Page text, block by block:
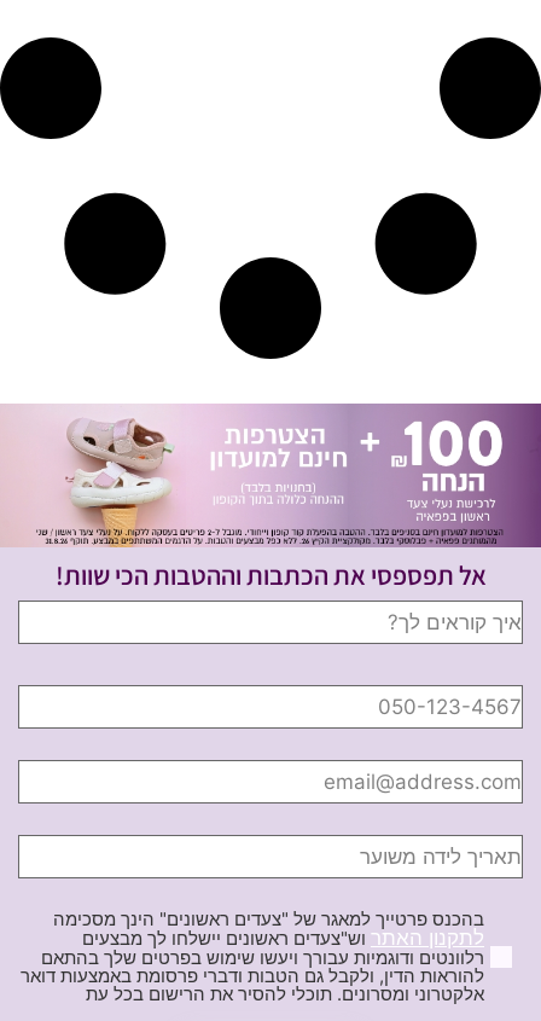
אל תפספסי את הכתבות וההטבות הכי שוות!
בהכנס פרטייך למאגר של "צעדים ראשונים" הינך מסכימה
לתקנון האתר וש"צעדים ראשונים יישלחו לך מבצעים
רלוונטים ודוגמיות עבורך ויעשו שימוש בפרטים שלך בהתאם
להוראות הדין, ולקבל גם הטבות ודברי פרסומת באמצעות דואר
אלקטרוני ומסרונים. תוכלי להסיר את הרישום בכל עת